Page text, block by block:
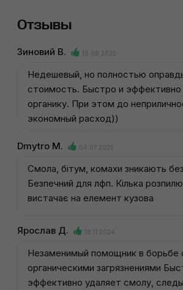
Отзывы
Зиновий В. 19.08.2025
Недешевый, но полностью
стоимость. Быстро и эффективно
органику. При этом до
экономный расход))
Dmytro M. 04.07.2025
Смола, бітум, комахи зникають
Безпечний для лфп. Кілька
вистачає на елемент кузова
Ярослав Д. 18.11.2024
Незаменимый помощник в борьбе
органическими загрязнениями
эффективно удаляет смолу,